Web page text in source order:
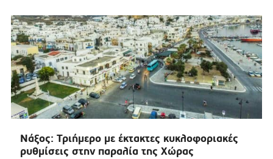
Νάξος: Τριήμερο με έκτακτες κυκλοφοριακές
ρυθμίσεις στην παραλία της Χώρας